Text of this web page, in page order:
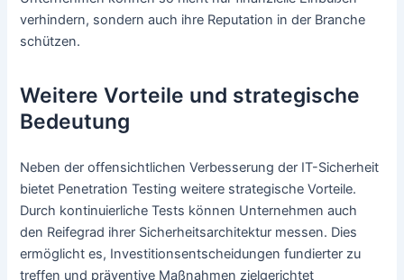
verhindern, sondern auch ihre Reputation in der Branche
schützen.
Weitere Vorteile und strategische
Bedeutung
Neben der offensichtlichen Verbesserung der IT-Sicherheit
bietet Penetration Testing weitere strategische Vorteile.
Durch kontinuierliche Tests können Unternehmen auch
den Reifegrad ihrer Sicherheitsarchitektur messen. Dies
ermöglicht es, Investitionsentscheidungen fundierter zu
treffen und präventive Maßnahmen zielgerichtet